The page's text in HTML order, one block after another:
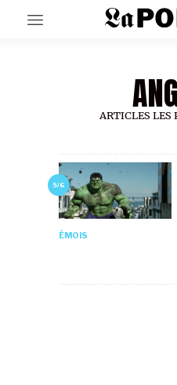
EN CE MOMENT
GRAND ANGLE
AU LARGE
À PROPOS
ARTICLES LES
5/6
ÉMOIS